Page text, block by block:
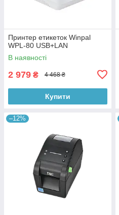
Принтер етикеток Winpal
WPL-80 USB+LAN
В наявності
2 979 ₴ 4 468 ₴
Купити
–12%